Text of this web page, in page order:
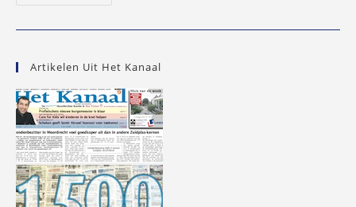
Artikelen Uit Het Kanaal